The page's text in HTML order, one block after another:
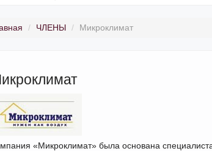
ЧЛЕНЫ Микроклимат
«Микроклимат» была основана